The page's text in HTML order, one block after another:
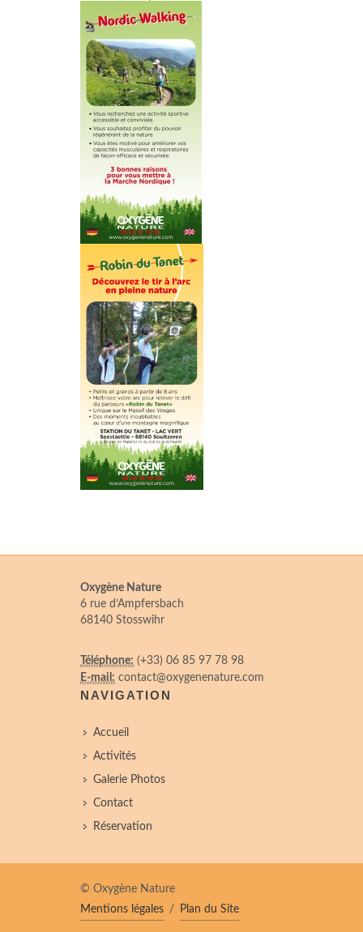
Oxygène Nature
6 rue d’Ampfersbach
68140 Stosswihr
Téléphone: (+33) 06 85 97 78 98
E-mail: contact@oxygenenature.com
NAVIGATION
Accueil
Activités
Galerie Photos
Contact
Réservation
© Oxygène Nature
Mentions légales / Plan du Site